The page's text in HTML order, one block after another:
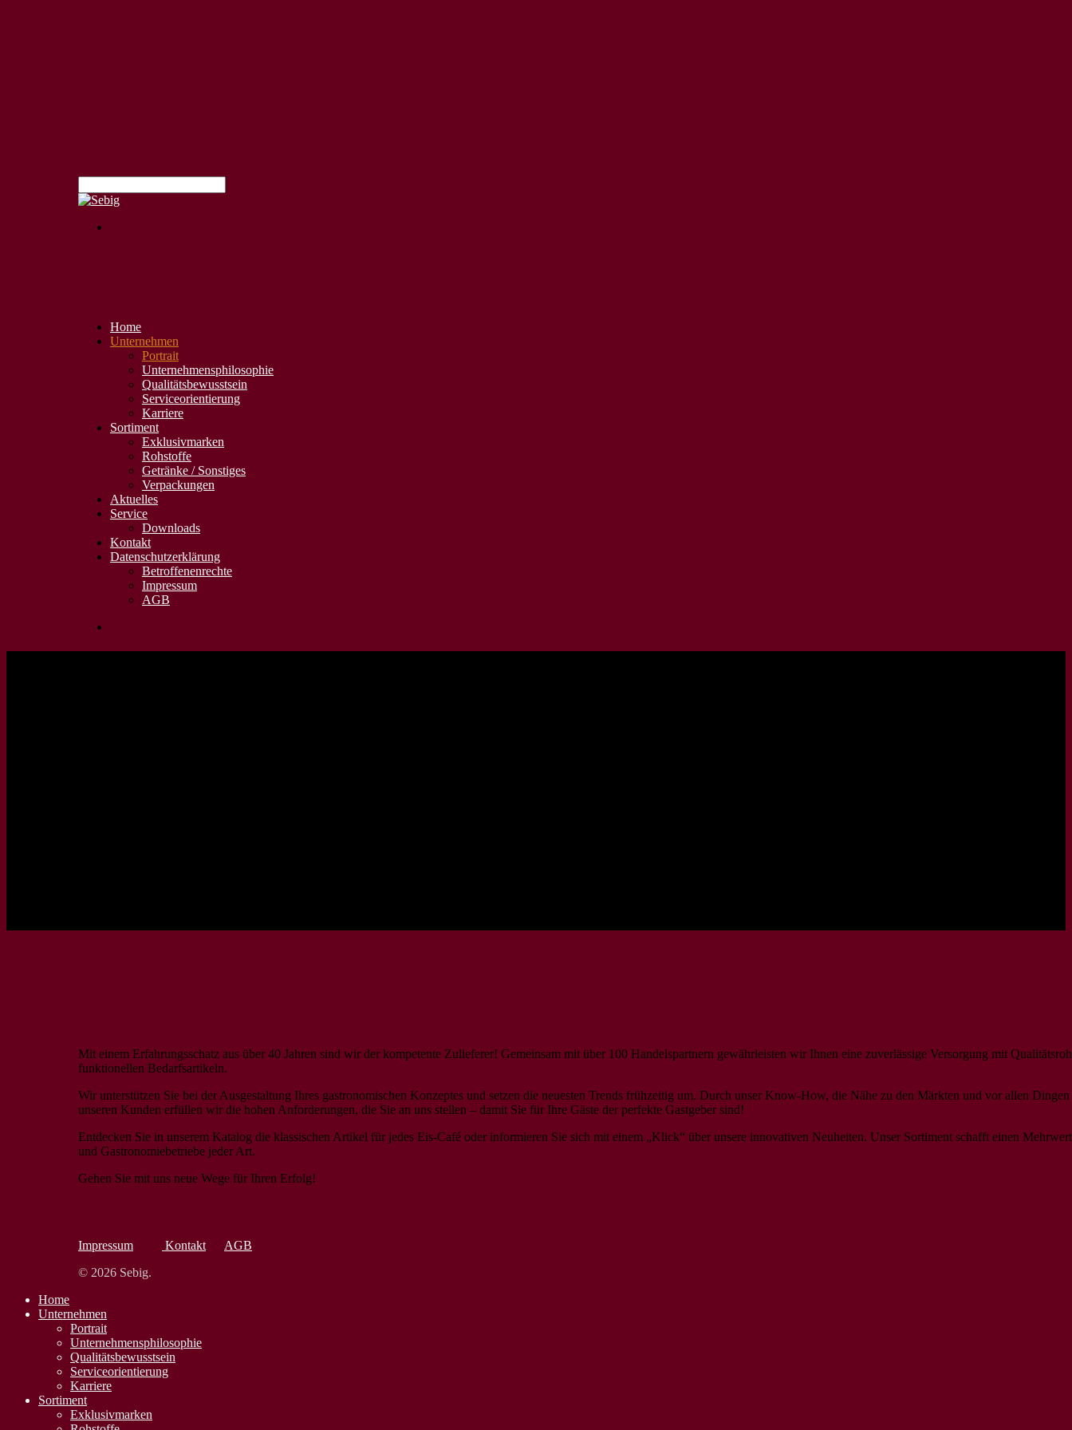
Home
Unternehmen
Portrait
Unternehmens­philosophie
Qualitäts­bewusstsein
Serviceorientierung
Karriere
Sortiment
Exklusivmarken
Rohstoffe
Getränke / Sonstiges
Verpackungen
Aktuelles
Service
Downloads
Kontakt
Datenschutzerklärung
Betroffenenrechte
Impressum
AGB
Mit einem Erfahrungsschatz aus über 40 Jahren sind wir der kompetente Zulieferer! Gemeinsam mit über 100 Handelspartnern gewährleisten wir Ihnen eine zuverlässige Versorgung mit
funktionellen Bedarfsartikeln.
Wir unterstützen Sie bei der Ausgestaltung Ihres gastronomischen Konzeptes und setzen die neuesten Trends frühzeitig um. Durch unser Know-How, die Nähe zu den Märkten und vor allen
unseren Kunden erfüllen wir die hohen Anforderungen, die Sie an uns stellen – damit Sie für Ihre Gäste der perfekte Gastgeber sind!
Entdecken Sie in unserem Katalog die klassischen Artikel für jedes Eis-Café oder informieren Sie sich mit einem „Klick“ über unsere innovativen Neuheiten. Unser Sortiment schafft einen
und Gastronomiebetriebe jeder Art.
Gehen Sie mit uns neue Wege für Ihren Erfolg!
Impressum Kontakt
AGB
© 2026 Sebig.
Home
Unternehmen
Portrait
Unternehmens­philosophie
Qualitäts­bewusstsein
Serviceorientierung
Karriere
Sortiment
Exklusivmarken